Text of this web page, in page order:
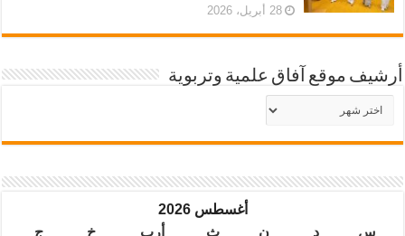
28 أبريل، 2026
أرشيف موقع آفاق علمية وتربوية
أرشيف
موقع
أغسطس 2026
س
د ن ث أرب خ ج